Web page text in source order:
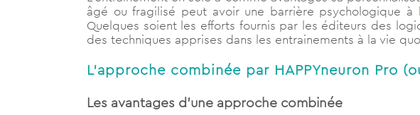
âgé ou fragilisé peut avoir une barrière psychologique à
Quelques soient les efforts fournis par les éditeurs des
des techniques apprises dans les entrainements à la vie
L’approche combinée par HAPPYneuron Pro
Les avantages d’une approche combinée